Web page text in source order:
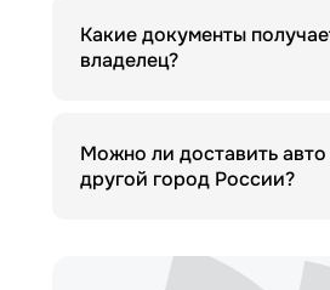
Какие документы
владелец?
Можно ли доставить
другой город России?